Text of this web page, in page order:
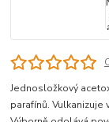
Jednosložkový
parafínů. Vulkanizuje